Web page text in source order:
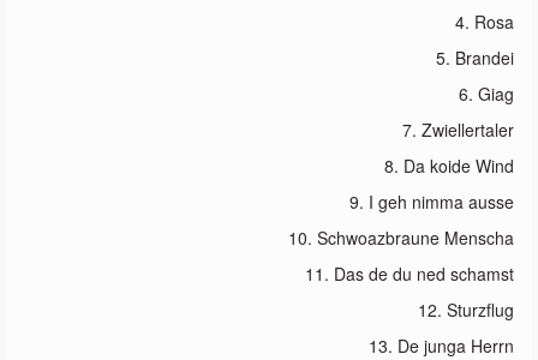
4. Rosa
5. Brandei
6. Giag
7. Zwiellertaler
8. Da koide Wind
9. I geh nimma ausse
10. Schwoazbraune Menscha
11. Das de du ned schamst
12. Sturzflug
13. De junga Herrn